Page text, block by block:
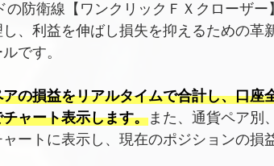
の防衛線【ワンクリックＦＸクローザ
し、利益を伸ばし損失を抑えるための革
です。
の損益をリアルタイムで合計し、口座
ャート表示します。 また、通貨ペア別
ートに表示し、現在のポジションの損